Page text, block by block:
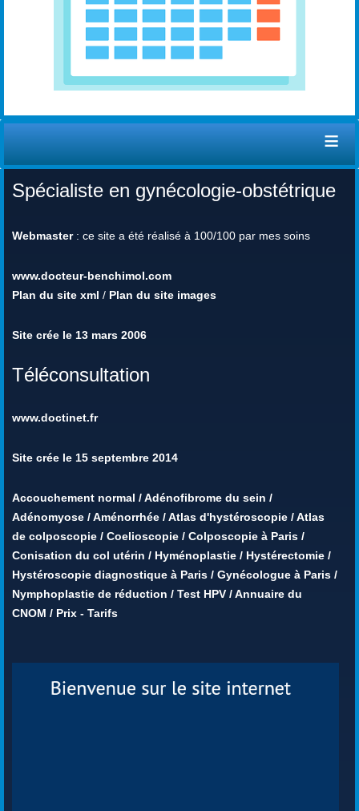
≡
Spécialiste en gynécologie-obstétrique
Webmaster: ce site a été réalisé à 100/100 par mes soins
www.docteur-benchimol.com
Plan du site xml / Plan du site images
Site crée le 13 mars 2006
Téléconsultation
www.doctinet.fr
Site crée le 15 septembre 2014
Accouchement normal /Adénofibrome du sein /
Adénomyose /Aménorrhée /Atlas d'hystéroscopie /Atlas
de colposcopie / Coelioscopie / Colposcopie à Paris /
Conisation du col utérin / Hyménoplastie / Hystérectomie /
Hystéroscopie diagnostique à Paris / Gynécologue à Paris /
Nymphoplastie de réduction / Test HPV /Annuaire du
CNOM / Prix - Tarifs